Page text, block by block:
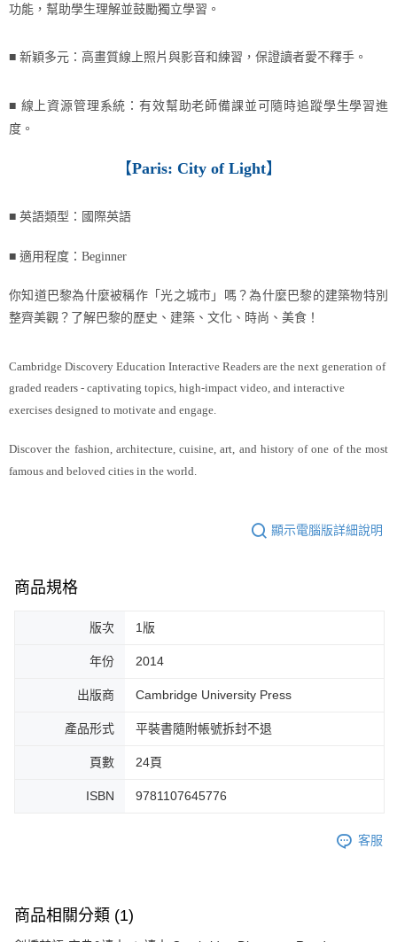
功能，幫助學生理解並鼓勵獨立學習。
■ 新穎多元：高畫質線上照片與影音和練習，保證讀者愛不釋手。
■ 線上資源管理系統：有效幫助老師備課並可隨時追蹤學生學習進
度。
【Paris: City of Light】
■ 英語類型：國際英語
■ 適用程度：Beginner
你知道巴黎為什麼被稱作「光之城市」嗎？為什麼巴黎的建築物特別
整齊美觀？了解巴黎的歷史、建築、文化、時尚、美食！
Cambridge Discovery Education Interactive Readers are the next generation of
graded readers - captivating topics, high-impact video, and interactive
exercises designed to motivate and engage.
Discover the fashion, architecture, cuisine, art, and history of one of the most
famous and beloved cities in the world.
顯示電腦版詳細說明
商品規格
版次 1版
年份 2014
出版商 Cambridge University Press
產品形式 平裝書隨附帳號拆封不退
頁數 24頁
ISBN 9781107645776
客服
商品相關分類 (1)